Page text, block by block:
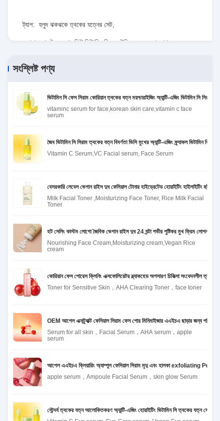
ট্যাগ: হলুদ ঝকঝকে ত্বকের যত্নের সেট
সাদা করার জৈব মুখের কিট ভিটামিন সি, ননটক্সিক ফেস কেয়ার পণ্য
সংশ্লিষ্ট পণ্য
ভিটামিন সি ফেস সিরাম কোরিয়ান ত্বকের যত্ন ময়শ্চারাইজিং অ্যান্টি-এজিং ভিটামিন সি সিরাম
vitaminc serum for face,korean skin care,vitamin c face
serum
জৈব ভিটামিন সি সিরাম ত্বকের যত্ন বিবর্ণতা ভিসি মুখের অ্যান্টি-এজিং ফ্র্যাকল ভিটামিন সি ফেস
Vitamin C Serum,VC Facial serum, Face Serum
বেসরকারি লেবেল ভেগান রাইস দুধ ফেসিয়াল টোনার হাইড্রেটেড হোয়াইটিং হাইলাইটিং
Milk Facial Toner ,Moisturizing Face Toner, Rice Milk Facial
Toner
হট সেলিং কাস্টম লোগো জৈবিক ভেগান রাইস দুধ 24 ঘন্টা গভীর পুষ্টিকর মুখ ক্রিম লোশন
Nourishing Face Cream,Moisturizing cream,Vegan Rice
cream
কোরিয়ান ফেস পোরেস ক্লিনিং এক্সফোলিয়েটর ব্ল্যাকহেড অপসারণ চিকিত্সা সংবেদনশীল
Toner for Sensitive Skin，AHA Clearing Toner，face toner
OEM আপেল এক্সট্র্যাক্ট ফেসিয়াল সিরাম ফেস পোর মিনিমাইজার এএইচএ ছাড়ার জন্য
Serum for all skin，Facial Serum，AHA serum，apple
serum
আপেল এএইচএ ক্লিয়ারিং অ্যাম্পুল ফেসিয়াল সিরাম মৃদু এবং হালকা exfoliating Peeling
apple serum，Ampoule Facial Serum，skin glow Serum
সৌন্দর্য ত্বকের যত্ন আলোকিতকরণ অ্যান্টি-এজিং হোয়াইটিং ভিটামিন সি ত্বকের যত্ন সেট